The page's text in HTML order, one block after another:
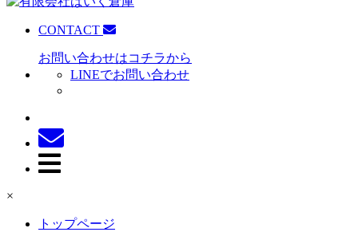
CONTACT
お問い合わせはコチラから
LINEでお問い合わせ
×
トップページ